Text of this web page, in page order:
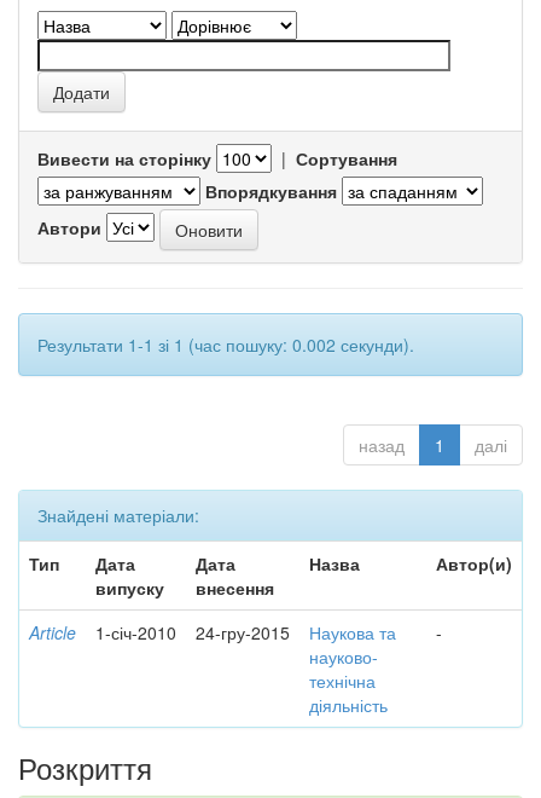
Вивести на сторінку | Сортування
Впорядкування
Автори
Результати 1-1 зі 1 (час пошуку: 0.002 секунди).
назад 1 далі
Знайдені матеріали:
Тип
Дата
випуску
Дата
внесення
Назва Автор(и)
Article 1-січ-2010 24-гру-2015
Наукова та
науково-
технічна
діяльність
-
Розкриття